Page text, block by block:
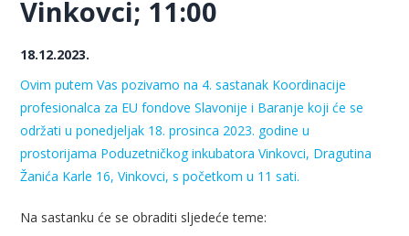
Vinkovci; 11:00
18.12.2023.
Ovim putem Vas pozivamo na 4. sastanak Koordinacije
profesionalca za EU fondove Slavonije i Baranje koji će se
održati u ponedjeljak 18. prosinca 2023. godine u
prostorijama Poduzetničkog inkubatora Vinkovci, Dragutina
Žanića Karle 16, Vinkovci, s početkom u 11 sati.
Na sastanku će se obraditi sljedeće teme: